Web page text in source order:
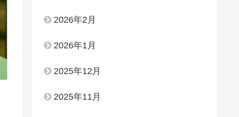
2026年2月
2026年1月
2025年12月
2025年11月